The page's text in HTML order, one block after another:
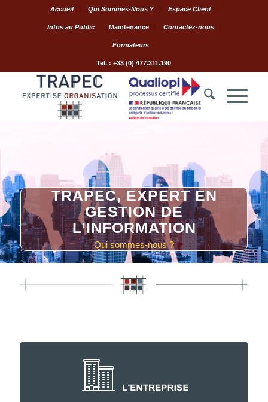
Accueil Qui Sommes-Nous ? Espace Client
Infos au Public Maintenance Contactez-nous
Formateurs
Tel. : +33 (0) 477.311.190
TRAPEC, EXPERT EN
GESTION DE
L’INFORMATION
Qui sommes-nous ?